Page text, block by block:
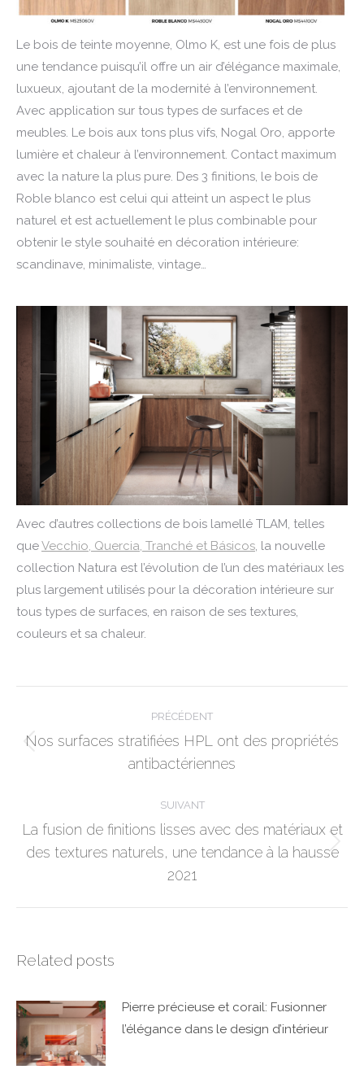
Le bois de teinte moyenne, Olmo K, est une fois de plus
une tendance puisqu’il offre un air d’élégance maximale,
luxueux, ajoutant de la modernité à l’environnement.
Avec application sur tous types de surfaces et de
meubles. Le bois aux tons plus vifs, Nogal Oro, apporte
lumière et chaleur à l’environnement. Contact maximum
avec la nature la plus pure. Des 3 finitions, le bois de
Roble blanco est celui qui atteint un aspect le plus
naturel et est actuellement le plus combinable pour
obtenir le style souhaité en décoration intérieure:
scandinave, minimaliste, vintage…
Avec d’autres collections de bois lamellé TLAM, telles
queVecchio, Quercia, Tranché et Básicos, la nouvelle
collection Natura est l’évolution de l’un des matériaux les
plus largement utilisés pour la décoration intérieure sur
tous types de surfaces, en raison de ses textures,
couleurs et sa chaleur.
PRÉCÉDENT
Post
précédent:
Nos surfaces stratifiées HPL ont des propriétés
antibactériennes
SUIVANT
Article
suivant:
La fusion de finitions lisses avec des matériaux et
des textures naturels, une tendance à la hausse
2021
Related posts
Pierre précieuse et corail: Fusionner
l’élégance dans le design d’intérieur